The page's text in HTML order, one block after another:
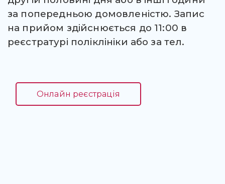
за попередньою домовленістю. Запис
на прийом здійснюється до 11:00 в
реєстратурі поліклініки або за тел.
Онлайн реєстрація